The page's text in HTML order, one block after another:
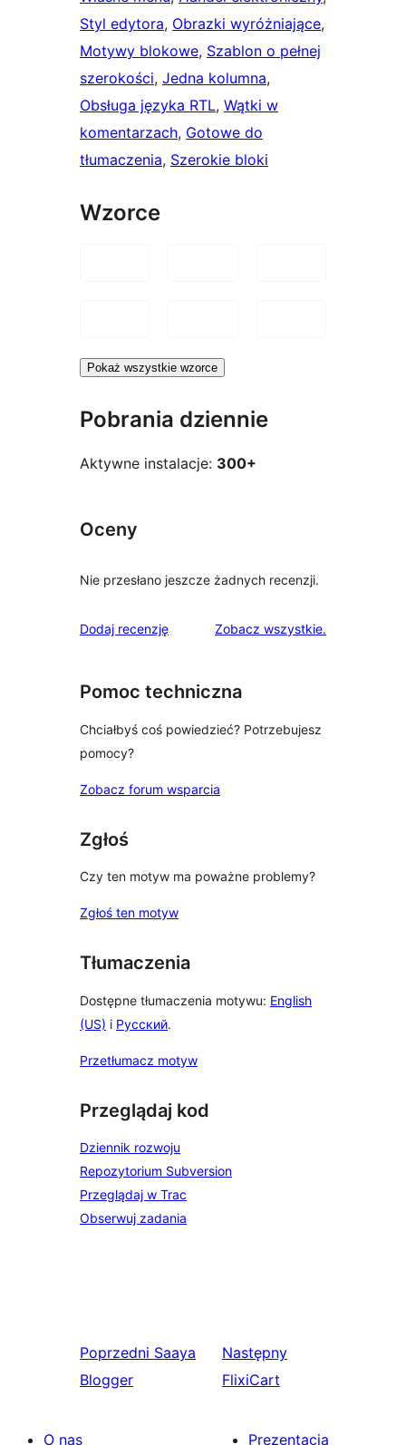
Styl edytora, Obrazki wyróżniające
Motywy blokowe, Szablon o pełnej
szerokości, Jedna kolumna
Obsługa języka RTL, Wątki w
komentarzach, Gotowe do
tłumaczenia, Szerokie bloki
Wzorce
Pokaż wszystkie wzorce
Pobrania dziennie
Aktywne instalacje: 300+
Oceny
Nie przesłano jeszcze żadnych recenzji.
Dodaj recenzję Zobacz wszystkierecenzje
.
Pomoc techniczna
Chciałbyś coś powiedzieć? Potrzebujesz
pomocy?
Zobacz forum wsparcia
Zgłoś
Czy ten motyw ma poważne problemy?
Zgłoś ten motyw
Tłumaczenia
Dostępne tłumaczenia motywu: English
(US) i Русский.
Przetłumacz motyw
Przeglądaj kod
Dziennik rozwoju
Repozytorium Subversion
Przeglądaj w Trac
Obserwuj zadania
Poprzedni Saaya
Blogger
Następny
FlixiCart
O nas
Prezentacja